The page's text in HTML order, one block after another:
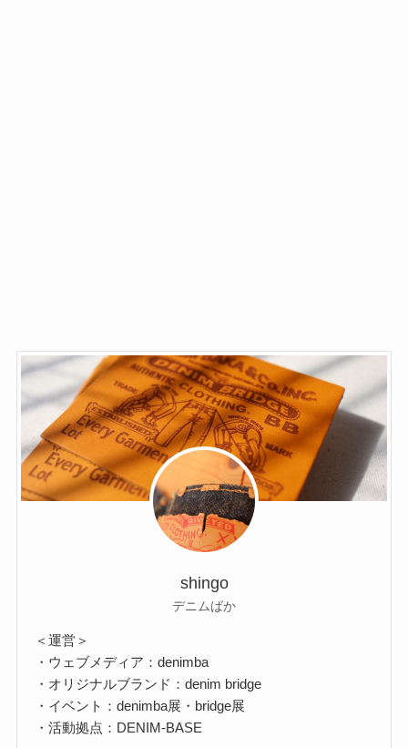
shingo
デニムばか
＜運営＞
・ウェブメディア：denimba
・オリジナルブランド：denim bridge
・イベント：denimba展・bridge展
・活動拠点：DENIM-BASE